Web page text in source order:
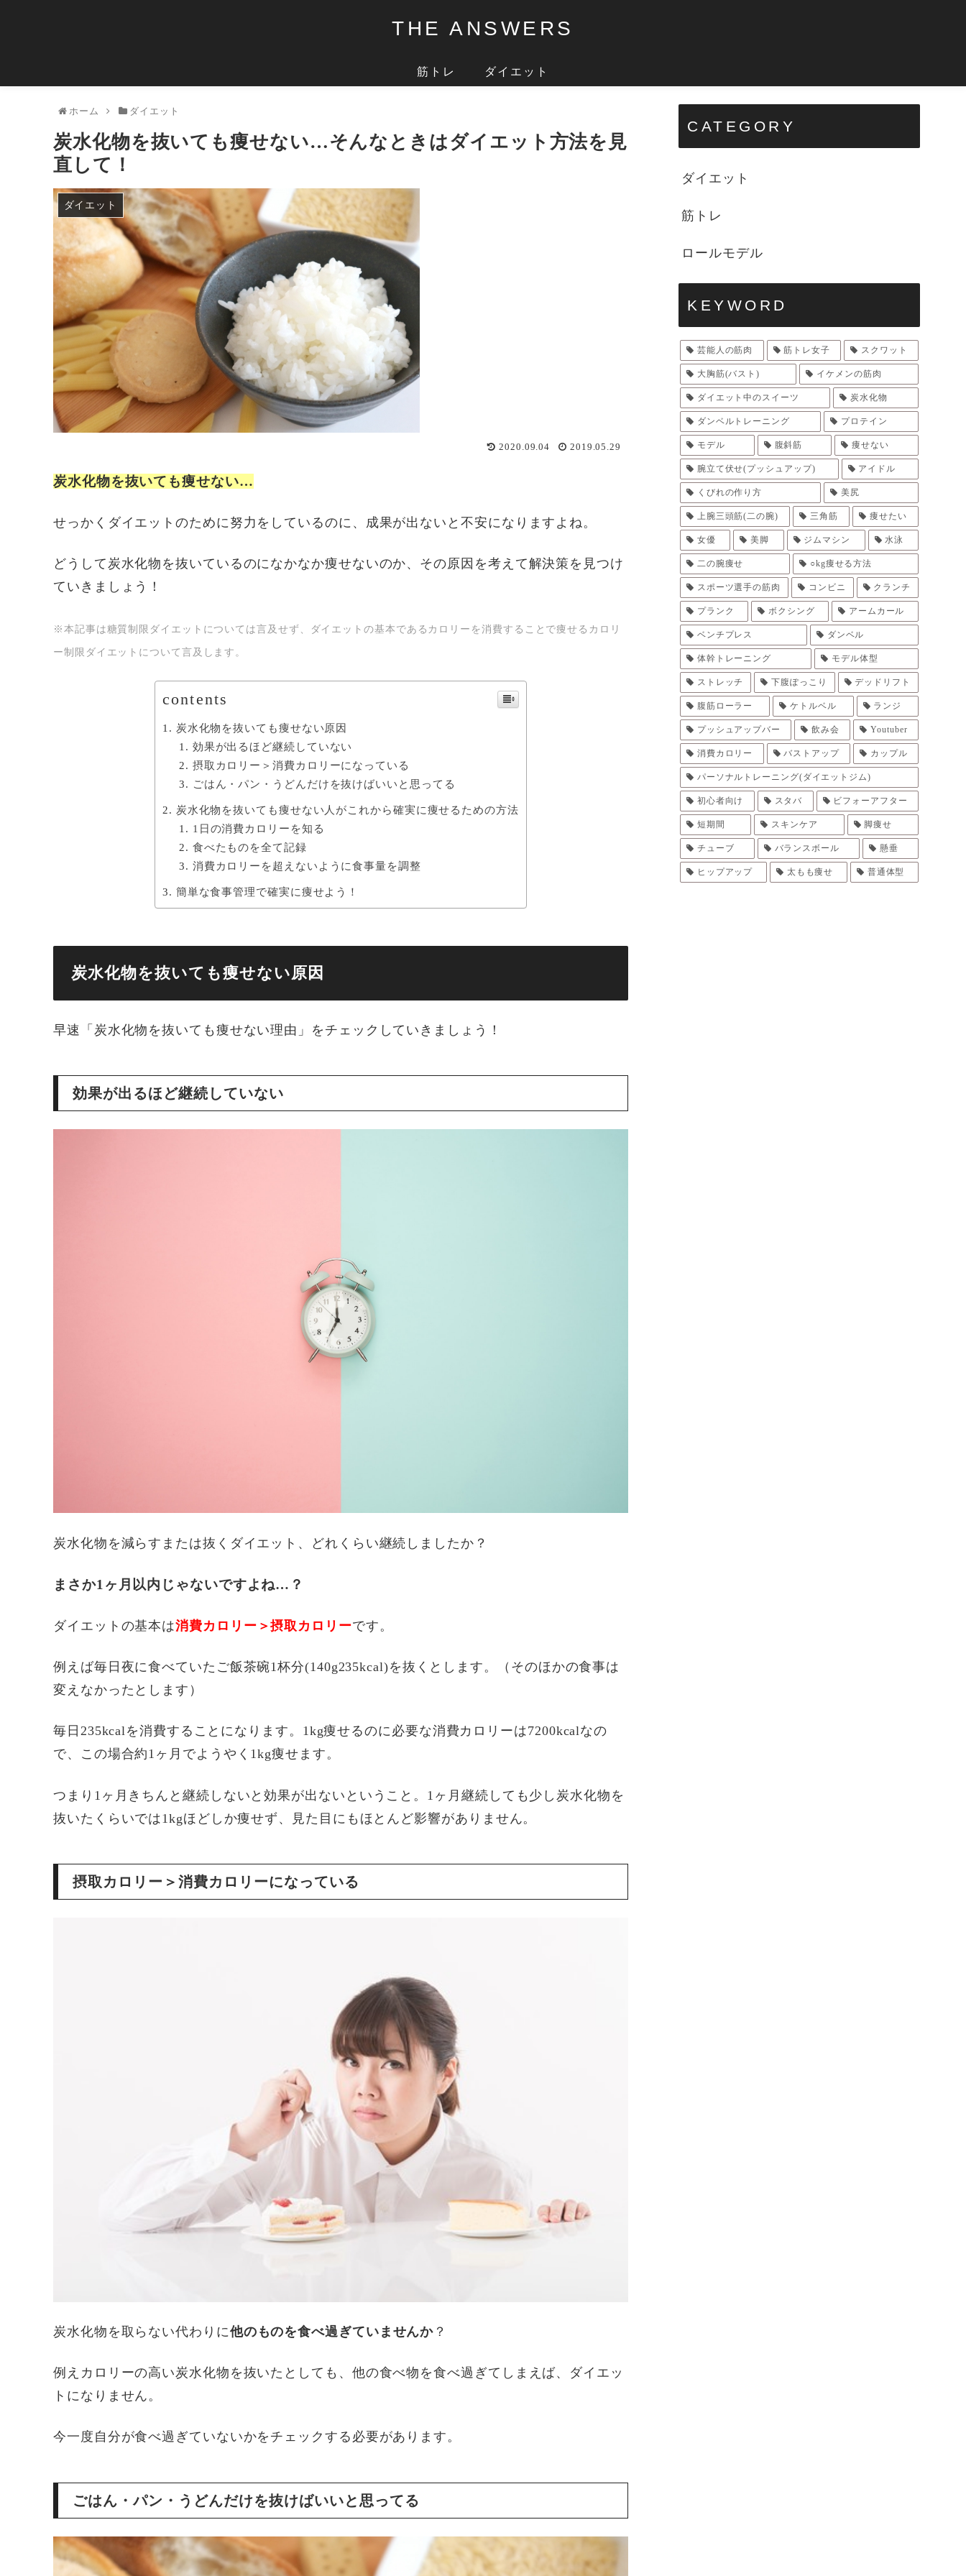
THE ANSWERS
筋トレ ダイエット
ホーム ダイエット
炭水化物を抜いても痩せない…そんなときはダイエット方法を見
直して！
ダイエット
2020.09.04 2019.05.29
炭水化物を抜いても痩せない…
せっかくダイエットのために努力をしているのに、成果が出ないと不安になりますよね。
どうして炭水化物を抜いているのになかなか痩せないのか、その原因を考えて解決策を見つけ
ていきましょう！
※本記事は糖質制限ダイエットについては言及せず、ダイエットの基本であるカロリーを消費することで痩せるカロリ
ー制限ダイエットについて言及します。
contents
炭水化物を抜いても痩せない原因
効果が出るほど継続していない
摂取カロリー＞消費カロリーになっている
ごはん・パン・うどんだけを抜けばいいと思ってる
炭水化物を抜いても痩せない人がこれから確実に痩せるための方法
1日の消費カロリーを知る
食べたものを全て記録
消費カロリーを超えないように食事量を調整
簡単な食事管理で確実に痩せよう！
炭水化物を抜いても痩せない原因
早速「炭水化物を抜いても痩せない理由」をチェックしていきましょう！
効果が出るほど継続していない
炭水化物を減らすまたは抜くダイエット、どれくらい継続しましたか？
まさか1ヶ月以内じゃないですよね…？
ダイエットの基本は消費カロリー＞摂取カロリーです。
例えば毎日夜に食べていたご飯茶碗1杯分(140g235kcal)を抜くとします。（そのほかの食事は
変えなかったとします）
毎日235kcalを消費することになります。1kg痩せるのに必要な消費カロリーは7200kcalなの
で、この場合約1ヶ月でようやく1kg痩せます。
つまり1ヶ月きちんと継続しないと効果が出ないということ。1ヶ月継続しても少し炭水化物を
抜いたくらいでは1kgほどしか痩せず、見た目にもほとんど影響がありません。
摂取カロリー＞消費カロリーになっている
炭水化物を取らない代わりに他のものを食べ過ぎていませんか ？
例えカロリーの高い炭水化物を抜いたとしても、他の食べ物を食べ過ぎてしまえば、ダイエッ
トになりません。
今一度自分が食べ過ぎていないかをチェックする必要があります。
ごはん・パン・うどんだけを抜けばいいと思ってる
CATEGORY
ダイエット
筋トレ
ロールモデル
KEYWORD
芸能人の筋肉 筋トレ女子 スクワット
大胸筋(バスト) イケメンの筋肉
ダイエット中のスイーツ 炭水化物
ダンベルトレーニング プロテイン
モデル 腹斜筋 痩せない
腕立て伏せ(プッシュアップ) アイドル
くびれの作り方 美尻
上腕三頭筋(二の腕) 三角筋 痩せたい
女優 美脚 ジムマシン 水泳
二の腕痩せ ○kg痩せる方法
スポーツ選手の筋肉 コンビニ クランチ
プランク ボクシング アームカール
ベンチプレス ダンベル
体幹トレーニング モデル体型
ストレッチ 下腹ぽっこり デッドリフト
腹筋ローラー ケトルベル ランジ
プッシュアップバー 飲み会 Youtuber
消費カロリー バストアップ カップル
パーソナルトレーニング(ダイエットジム)
初心者向け スタバ ビフォーアフター
短期間 スキンケア 脚痩せ
チューブ バランスボール 懸垂
ヒップアップ 太もも痩せ 普通体型